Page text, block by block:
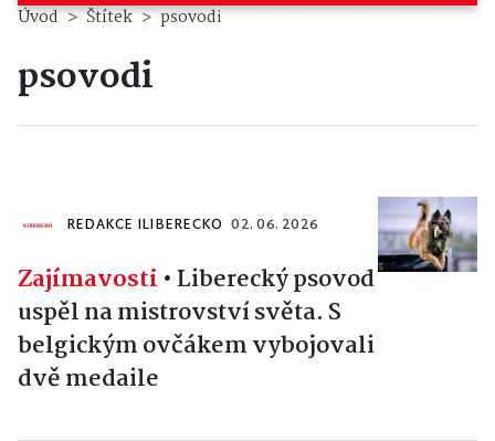
Úvod Štítek psovodi
psovodi
REDAKCE ILIBERECKO 02. 06. 2026
Zajímavosti • Liberecký psovod
uspěl na mistrovství světa. S
belgickým ovčákem vybojovali
dvě medaile